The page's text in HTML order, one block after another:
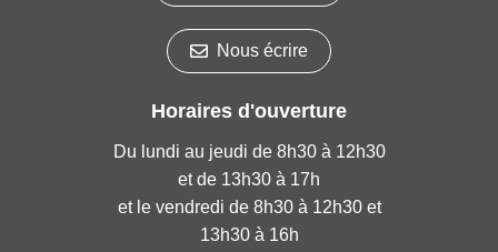
Nous écrire
Horaires d'ouverture
Du lundi au jeudi de 8h30 à 12h30
et de 13h30 à 17h
et le vendredi de 8h30 à 12h30 et
13h30 à 16h